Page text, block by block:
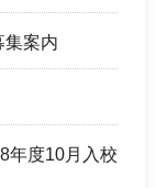
集案内
年度10月入校